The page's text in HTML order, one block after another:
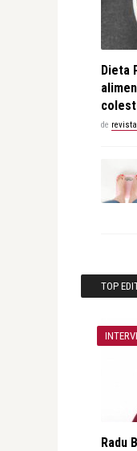
Dieta
de
TOP
Radu